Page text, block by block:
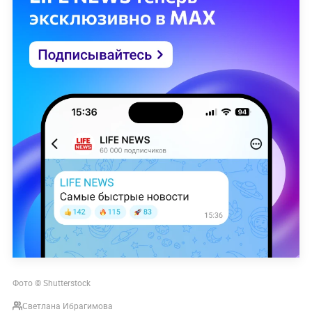
Фото © Shutterstock
Светлана Ибрагимова